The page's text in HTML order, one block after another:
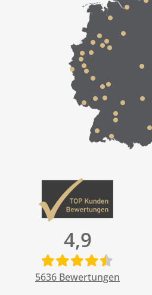
4,9
5636 Bewertungen